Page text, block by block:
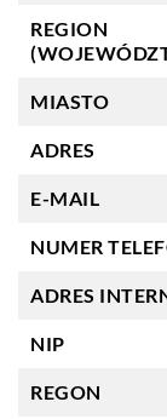
REGION
MIASTO
ADRES
E-MAIL
NUMER
ADRES
NIP
REGON